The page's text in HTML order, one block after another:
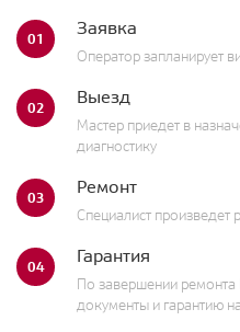
01 Заявка
Оператор запланирует
02 Выезд
Мастер приедет в
диагностику
03 Ремонт
Специалист произведет
04 Гарантия
По завершении
документы и гарантию